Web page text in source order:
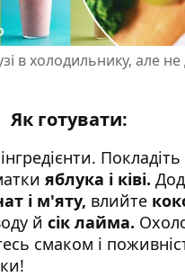
в холодильнику, але
Як готувати:
яблука і ківі.
і м'яту, влийте
й сік лайма.
смаком і